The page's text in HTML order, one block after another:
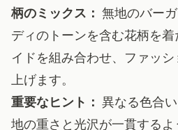
柄のミックス： 無地のバー
ディのトーンを含む花柄を着
イドを組み合わせ、ファッ
上げます。
重要なヒント： 異なる色合
地の重さと光沢が一貫する